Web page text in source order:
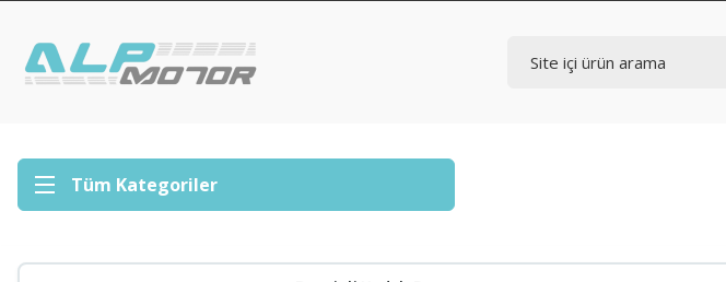
Tüm Kategoriler